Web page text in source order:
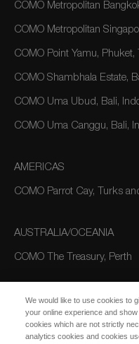
COMO Metropolitan
COMO Metropolitan
COMO Point Yamu, Phuket,
COMO Shambhala Estate,
COMO Uma Ubud, Bali,
COMO Uma Canggu, Bali,
AMERICAS
COMO Parrot Cay, Turks
AUSTRALIA/OCEANIA
COMO The Treasury, Perth
We would like to use cookies to
your online experience and
cookies which are not strictly
analytics cookies and cookies